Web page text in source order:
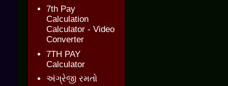
7th Pay
Calculation
Calculator - Video
Converter
7TH PAY
Calculator
અંગ્રેજી રમતો